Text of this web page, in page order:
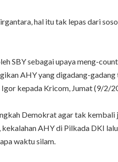
hal itu tak lepas dari
SBY sebagai upaya meng-
AHY yang digadang-
kepada Kricom, Jumat (9/2/
Demokrat agar tak
AHY di Pilkada DKI
waktu silam.